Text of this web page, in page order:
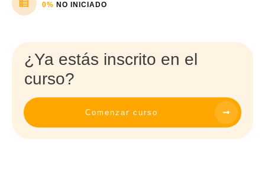
0% NO INICIADO
¿Ya estás inscrito en el
curso?
Comenzar curso